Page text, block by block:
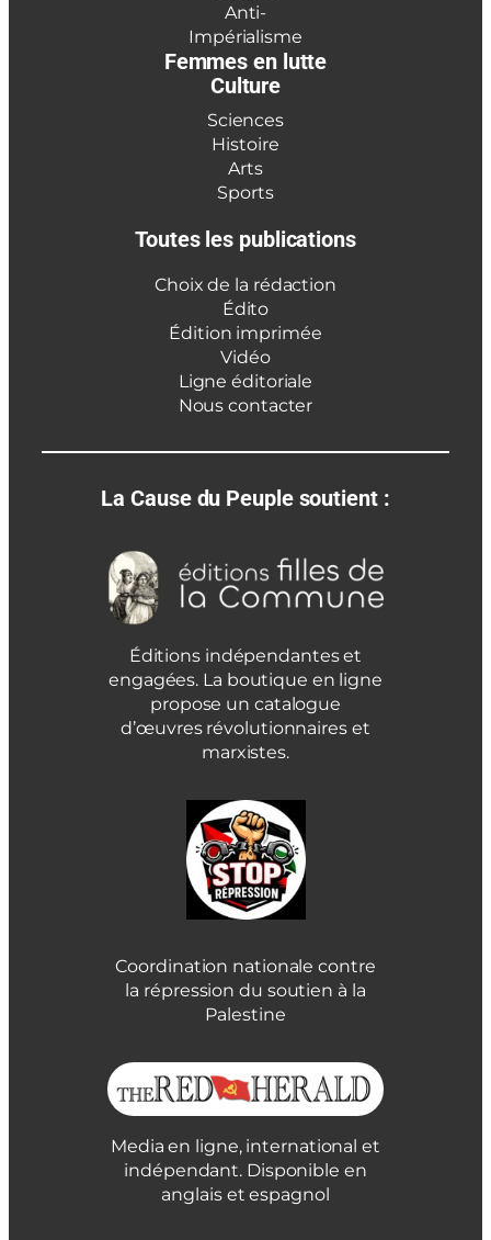
Anti-
Impérialisme
Femmes en lutte
Culture
Sciences
Histoire
Arts
Sports
Toutes les publications
Choix de la rédaction
Édito
Édition imprimée
Vidéo
Ligne éditoriale
Nous contacter
La Cause du Peuple soutient :
Éditions indépendantes et
engagées. La boutique en ligne
propose un catalogue
d’œuvres révolutionnaires et
marxistes.
Coordination nationale contre
la répression du soutien à la
Palestine
Media en ligne, international et
indépendant. Disponible en
anglais et espagnol